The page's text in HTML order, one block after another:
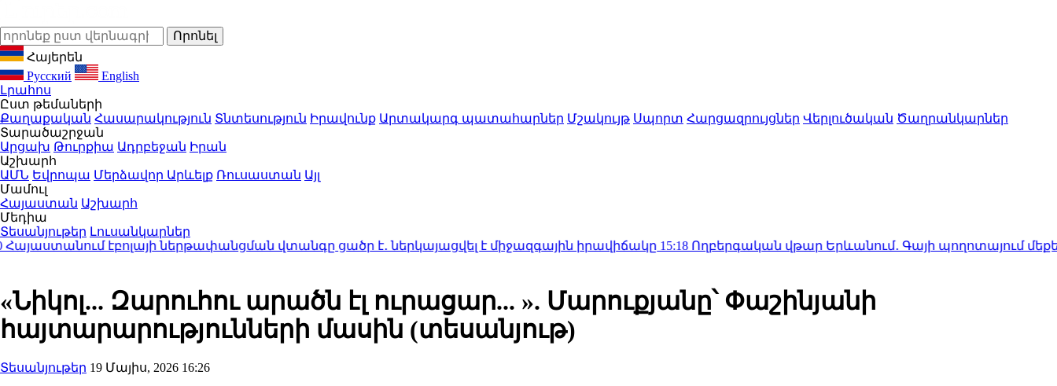
Հայերեն
Русский
English
Լրահոս
Ըստ թեմաների
Քաղաքական Հասարակություն Տնտեսություն Իրավունք Արտակարգ պատահարներ Մշակույթ Սպորտ Հարցազրույցներ Վերլուծական Ծաղրանկարներ
Տարածաշրջան
Արցախ Թուրքիա Ադրբեջան Իրան
Աշխարհ
ԱՄՆ Եվրոպա Մերձավոր Արևելք Ռուսաստան Այլ
Մամուլ
Հայաստան Աշխարհ
Մեդիա
Տեսանյութեր Լուսանկարներ
էբոլայի ներթափանցման վտանգը ցածր է․ ներկայացվել է միջազգային իրավիճակը15:18 Ողբերգական վթար Երևանում․ Գայի պողոտայում մեքենաներ են
«Նիկոլ... Զարուհու արածն էլ ուրացար... ». Մարուքյանը՝ Փաշինյանի
հայտարարությունների մասին (տեսանյութ)
Տեսանյութեր 19 Մայիս, 2026 16:26